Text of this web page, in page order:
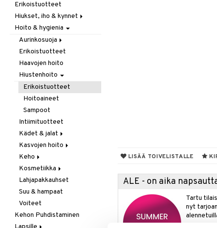
LISÄÄ TOIVELISTALLE
ALE - on aika
Tartu
nyt
Hedelmät & pähkinät
Itäminen
Jauhot & leivonta
Juomat
Kookos
Makeutusaineet
Mausteet & liemet
Muut
Öljy & rasva
Pähkinä- & siementahnoja
Patukat
Rawfood
Säilytys
Snacks
Suklaa
Tee
Erikoistuotteet
Hiukset, iho & kynnet
Aurinko & pigmentti
Hiukset
Ravintolisät
Hoito & hygienia
Aurinkosuoja
Aftersun-tuotteet
Aurinkovoiteet
Huulet
Erikoistuotteet
Haavojen hoito
Hiustenhoito
Erikoistuotteet
Hoitoaineet
Sampoot
Intiimituotteet
Kädet & jalat
Jalkojen hoito
Käsien hoito
Muut tarvikkeet
Kasvojen hoito
Erikoistuotteet
Parranajotuotteet
Puhdistaminen
Silmänympärysvoiteet
Voiteet
Keho
Deodorantit
Erikoistuotteet
Eteeriset öljyt
Kylpy, suihku & saippuat
Öljyt
Kosmetiikka
Huulet
Iho
Silmät
Lahjapakkauhset
Suu & hampaat
Voiteet
Kehon Puhdistaminen